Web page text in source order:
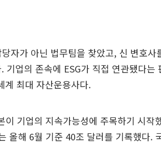
자가 아닌 법무팀을 찾았고, 신 변호사
기업의 존속에 ESG가 직접 연관됐다는
계 최대 자산운용사다.
기업의 지속가능성에 주목하기 시작
올해 6월 기준 40조 달러를 기록했다.